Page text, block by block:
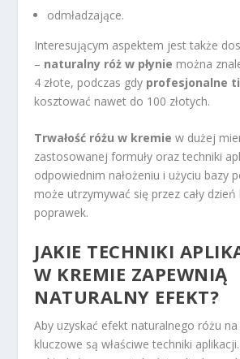
odmładzające.
Interesującym aspektem jest także
– naturalny róż w płynie można
4 złote, podczas gdy profesjonalne
kosztować nawet do 100 złotych.
Trwałość różu w kremie w dużej
zastosowanej formuły oraz techniki
odpowiednim nałożeniu i użyciu bazy
może utrzymywać się przez cały
poprawek.
JAKIE TECHNIKI
W KREMIE ZAPEWNIĄ
NATURALNY EFEKT?
Aby uzyskać efekt naturalnego różu
kluczowe są właściwe techniki